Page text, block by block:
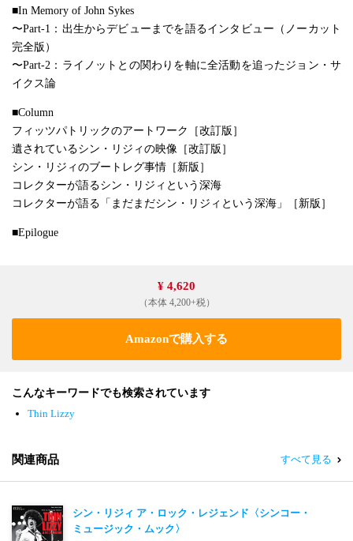
■In Memory of John Sykes
〜Part-1：出生からデビューまでを語るインタビュー（ノーカット
完全版）
〜Part-2：ライノットとの関わりを軸に全活動を追ったジョン・サ
イクス論
■Column
フィッツパトリックのアートワーク［改訂版］
遺されているシン・リジィの映像［改訂版］
シン・リジィのブートレグ事情［新版］
コレクターが語るシン・リジィという深海
コレクターが語る「まだまだシン・リジィという深海」［新版］
■Epilogue
¥ 4,620
（本体 4,200+税）
Amazonで購入する
こんなキーワードでも検索されています
Thin Lizzy
関連商品 すべて見る
シン・リジィ ア・ロック・レジェンド〈シンコー・
ミュージック・ムック〉